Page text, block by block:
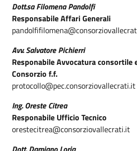
Dott.sa Filomena Pandolfi
Responsabile Affari Generali
Avv. Salvatore Pichierri
Responabile Avvocatura consortile
Consorzio f.f.
protocollo@pec.consorziovallecrati.it
Ing. Oreste Citrea
Responabile Ufficio Tecnico
orestecitrea@consorziovallecrati.it